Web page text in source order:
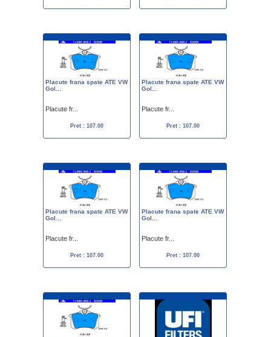
Placute frana spate ATE VW
Gol...
Placute fr...
Pret : 107.00
Placute frana spate ATE VW
Gol...
Placute fr...
Pret : 107.00
Placute frana spate ATE VW
Gol...
Placute fr...
Pret : 107.00
Placute frana spate ATE VW
Gol...
Placute fr...
Pret : 107.00